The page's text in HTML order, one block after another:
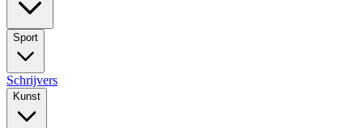
Sport
Schrijvers
Kunst